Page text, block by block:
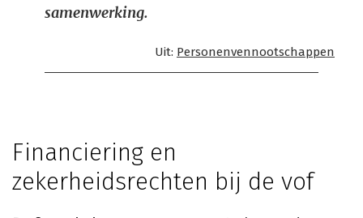
samenwerking.
Uit: Personenvennootschappen
Financiering en
zekerheidsrechten bij de vof